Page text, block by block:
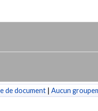
de document | Aucun